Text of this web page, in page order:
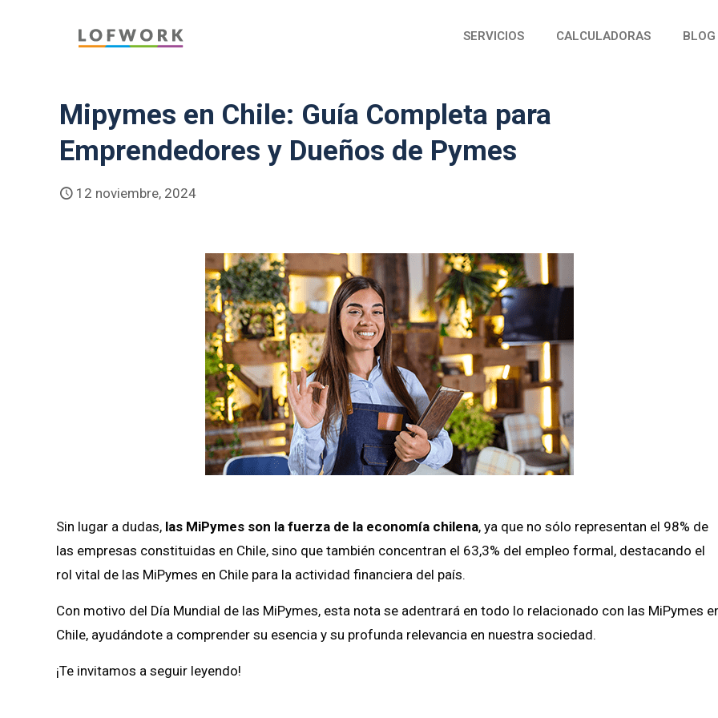
SERVICIOS CALCULADORAS BLOG
Mipymes en Chile: Guía Completa para
Emprendedores y Dueños de Pymes
12 noviembre, 2024
Sin lugar a dudas, las MiPymes son la fuerza de la economía chilena, ya que no sólo representan el 98% de
las empresas constituidas en Chile, sino que también concentran el 63,3% del empleo formal, destacando el
rol vital de las MiPymes en Chile para la actividad financiera del país.
Con motivo del Día Mundial de las MiPymes, esta nota se adentrará en todo lo relacionado con las MiPymes
Chile, ayudándote a comprender su esencia y su profunda relevancia en nuestra sociedad.
¡Te invitamos a seguir leyendo!